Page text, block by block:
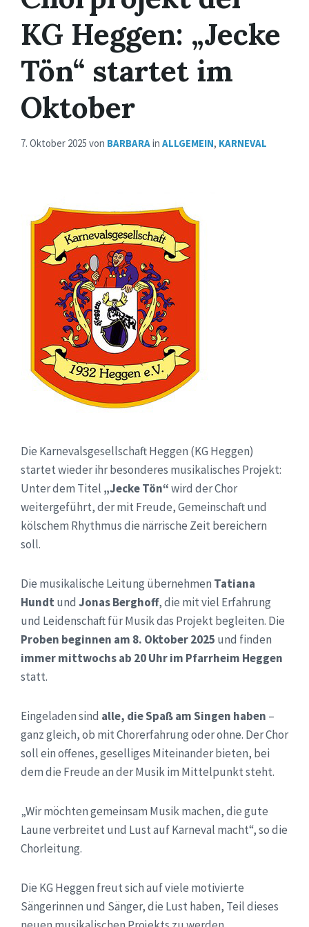
KG Heggen: „Jecke
Tön“ startet im
Oktober
7. Oktober 2025 von BARBARAin ALLGEMEIN, KARNEVAL
Die Karnevalsgesellschaft Heggen (KG Heggen)
startet wieder ihr besonderes musikalisches Projekt:
Unter dem Titel „Jecke Tön“wird der Chor
weitergeführt, der mit Freude, Gemeinschaft und
kölschem Rhythmus die närrische Zeit bereichern
soll.
Die musikalische Leitung übernehmen Tatiana
Hundt und Jonas Berghoff, die mit viel Erfahrung
und Leidenschaft für Musik das Projekt begleiten. Die
Proben beginnen am 8. Oktober 2025 und finden
immer mittwochs ab 20 Uhr im Pfarrheim Heggen
statt.
Eingeladen sind alle, die Spaß am Singen haben –
ganz gleich, ob mit Chorerfahrung oder ohne. Der Chor
soll ein offenes, geselliges Miteinander bieten, bei
dem die Freude an der Musik im Mittelpunkt steht.
„Wir möchten gemeinsam Musik machen, die gute
Laune verbreitet und Lust auf Karneval macht“, so die
Chorleitung.
Die KG Heggen freut sich auf viele motivierte
Sängerinnen und Sänger, die Lust haben, Teil dieses